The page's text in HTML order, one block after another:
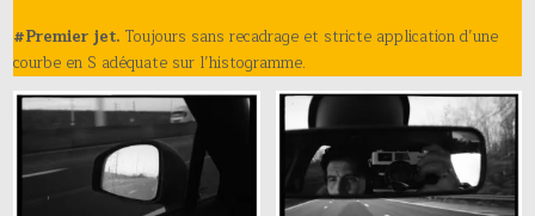
#Premier jet. Toujours sans recadrage et stricte application d’une
courbe en S adéquate sur l’histogramme.